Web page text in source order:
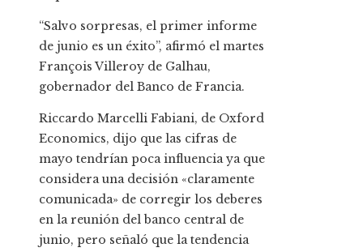
“Salvo sorpresas, el primer informe
de junio es un éxito”, afirmó el martes
François Villeroy de Galhau,
gobernador del Banco de Francia.
Riccardo Marcelli Fabiani, de Oxford
Economics, dijo que las cifras de
mayo tendrían poca influencia ya que
considera una decisión «claramente
comunicada» de corregir los deberes
en la reunión del banco central de
junio, pero señaló que la tendencia